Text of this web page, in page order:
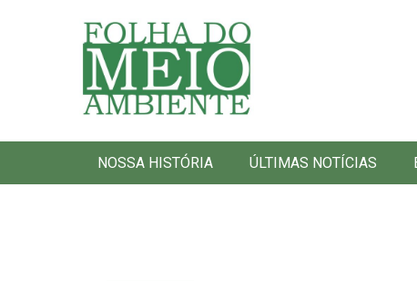
Folha do Meio Ambiente
NOSSA HISTÓRIA ÚLTIMAS NOTÍCIAS